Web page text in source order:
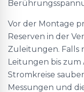
Vor der Montage
Reserven in der
Zuleitungen. Falls
Leitungen bis
Stromkreise
Messungen und